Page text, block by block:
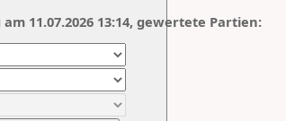
11.07.2026 13:14, gewertete Partien: